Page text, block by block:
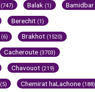
(747) Balak (1) Bamidbar
Berechit (1)
(6) Brakhot (1520)
Cacheroute (3703)
Chavouot (219)
(5) Chemirat haLachone (188)